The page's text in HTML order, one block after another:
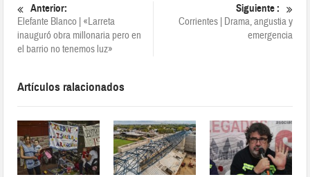
Anterior:
Elefante Blanco | «Larreta
inauguró obra millonaria pero en
el barrio no tenemos luz»
Siguiente :
Corrientes | Drama, angustia y
emergencia
Artículos ralacionados